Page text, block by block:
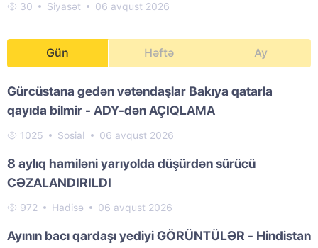
30 Siyasət 06 avqust 2026
Gün Həftə Ay
Gürcüstana gedən vətəndaşlar Bakıya qatarla
qayıda bilmir - ADY-dən AÇIQLAMA
1025 Sosial 06 avqust 2026
8 aylıq hamiləni yarıyolda düşürdən sürücü
CƏZALANDIRILDI
972 Hadisə 06 avqust 2026
Ayının bacı qardaşı yediyi GÖRÜNTÜLƏR - Hindistan